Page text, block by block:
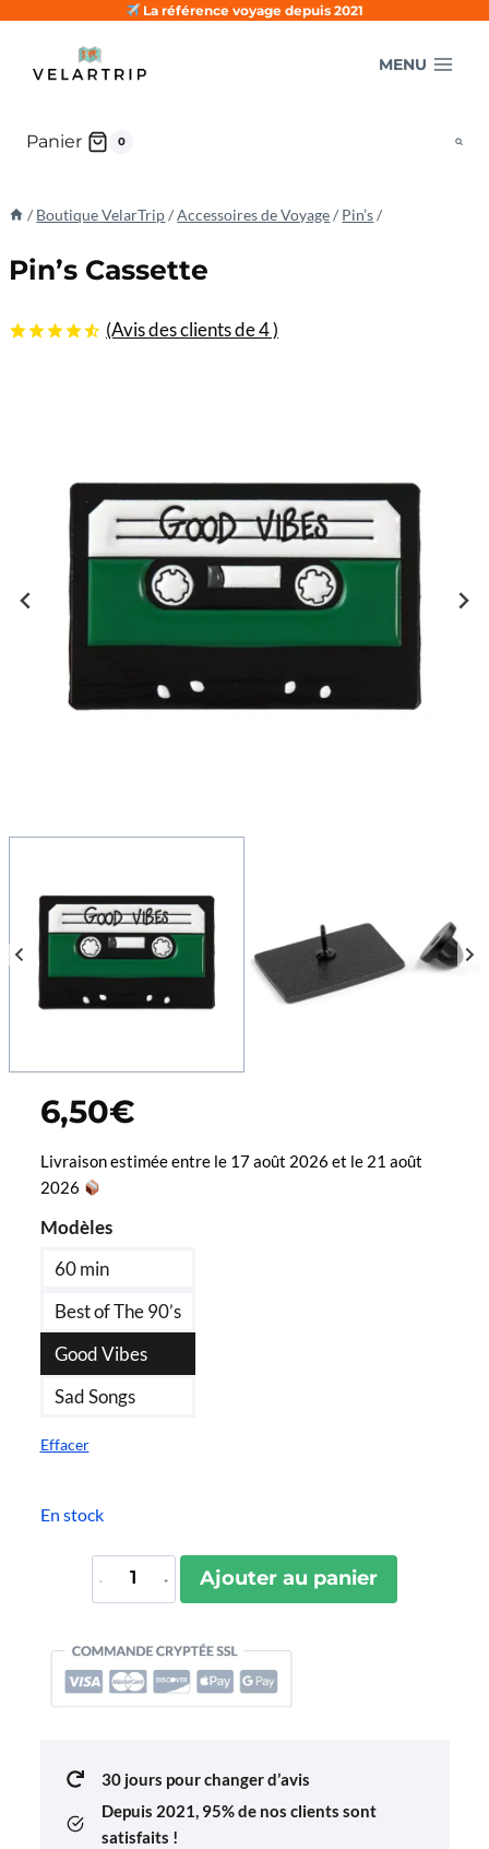
contenu
La référence voyage depuis 2021
MENU
Panier 0
/ Boutique VelarTrip / Accessoires de Voyage / Pin’s /
Pin’s Cassette
(Avis des clients de4)
6,50€
Livraison estimée entre le 17 août 2026 et le 21 août
2026
Modèles
60 min
Best of The 90’s
Good Vibes
Sad Songs
Effacer
En stock
quantité
de
Cassette
Ajouter au panier
30 jours pour changer d’avis
Depuis 2021, 95% de nos clients sont
satisfaits !